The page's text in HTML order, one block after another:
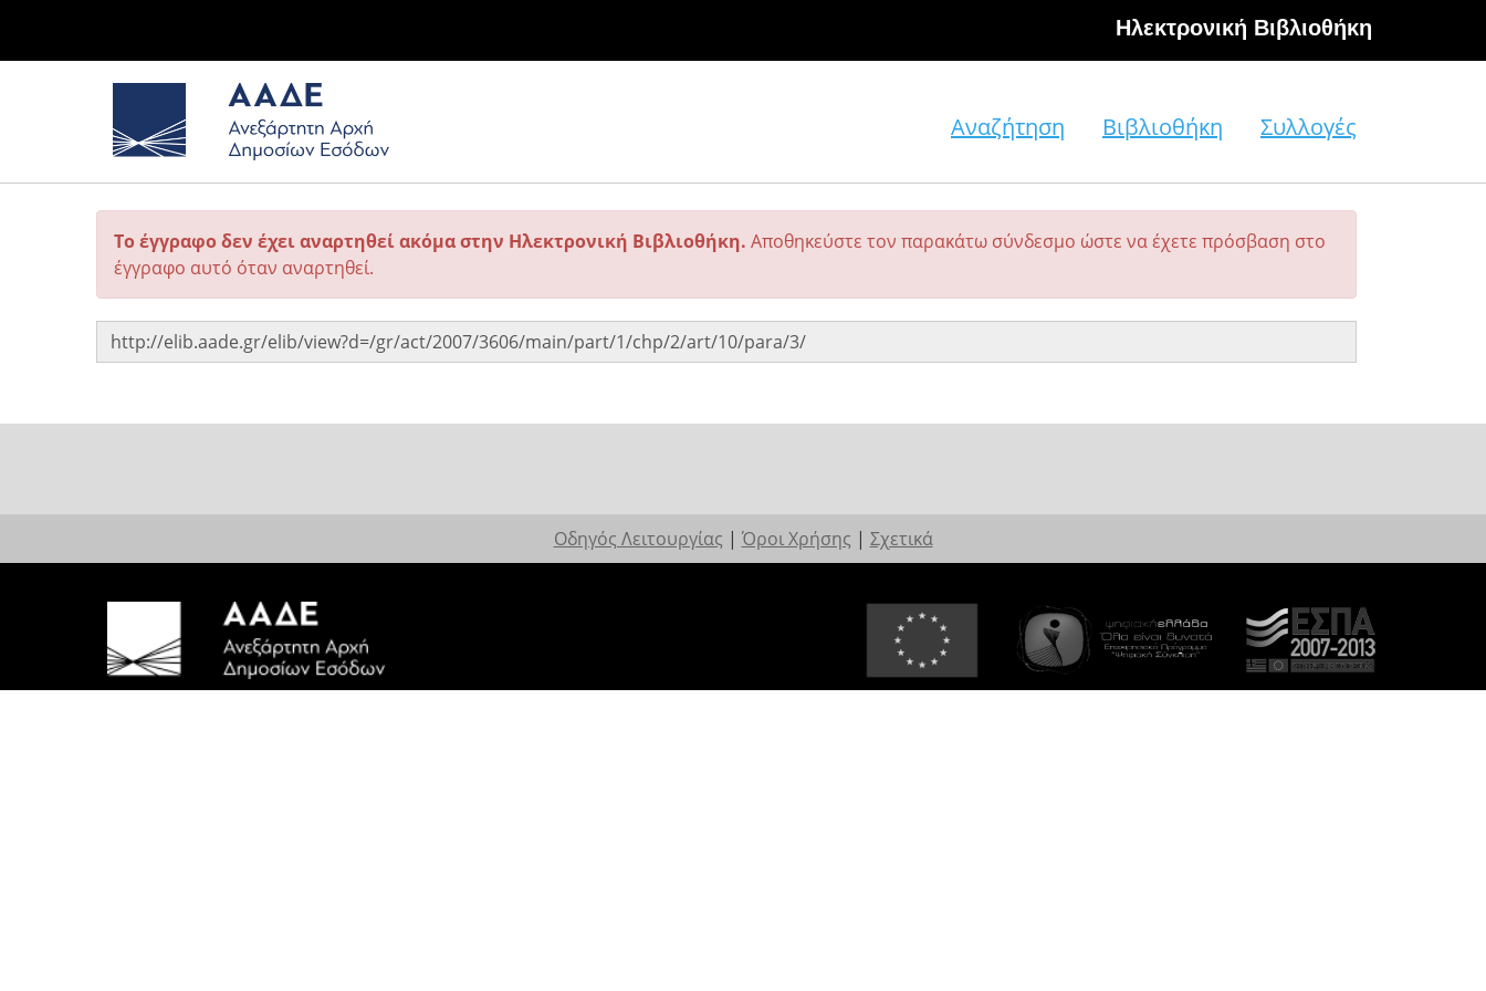
Hλεκτρονική Βιβλιοθήκη
Αναζήτηση Βιβλιοθήκη Συλλογές
Το έγγραφο δεν έχει αναρτηθεί ακόμα στην Ηλεκτρονική Βιβλιοθήκη. Αποθηκεύστε τον παρακάτω σύνδεσμο ώστε να έχετε πρόσβαση στο
έγγραφο αυτό όταν αναρτηθεί.
Οδηγός Λειτουργίας | Όροι Χρήσης | Σχετικά